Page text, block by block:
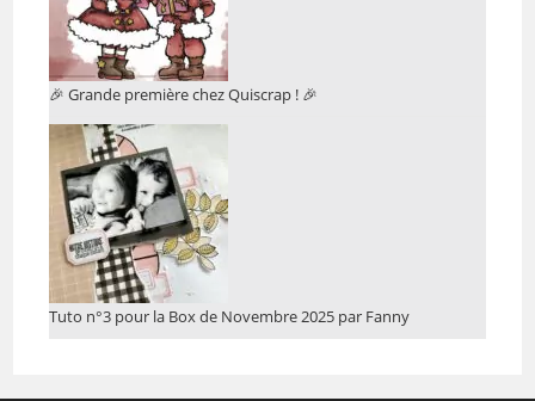
🎉 Grande première chez Quiscrap ! 🎉
Tuto n°3 pour la Box de Novembre 2025 par Fanny